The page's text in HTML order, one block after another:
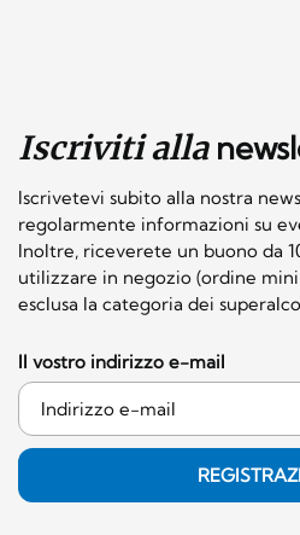
Iscriviti alla
Iscrivetevi subito alla nostra
regolarmente informazioni su
Inoltre, riceverete un buono da
utilizzare in negozio (ordine
esclusa la categoria dei
Il vostro indirizzo e-mail